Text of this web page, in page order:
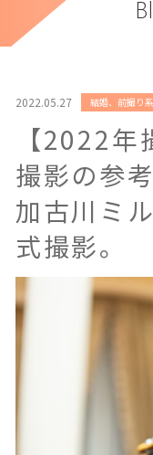
2022.05.27 結婚、前撮り系
【2022
撮影の参
加古川ミ
式撮影。